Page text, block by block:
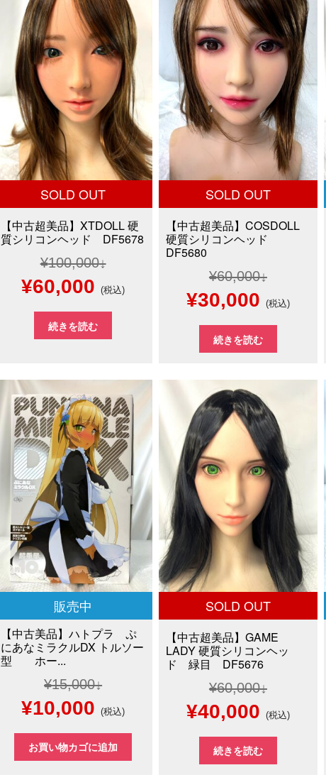
¥180,000
で
し
た。
は
¥81,800
で
す。
¥160,000
で
し
た。
は
¥69,800
で
す。
SOLD OUT
【中古超美品】XTDOLL 硬
質シリコンヘッド DF5678
¥100,000
元
の
価
は
¥100,000
で
し
た。
¥60,000 現
在
の
格
は
¥60,000
で
す。
(税込)
続きを読む
SOLD OUT
【中古超美品】COSDOLL
硬質シリコンヘッド
DF5680
¥60,000
元
の
価
格
は
¥60,000
で
し
た。
¥30,000現
在
の
価
格
は
¥30,000
で
す。
(税込)
続きを読む
販売中
【中古美品】ハトプラ ぷ
にあなミラクルDX トルソー
型 ホー...
¥15,000
元
の
価
¥10,000 現
在
の
(税込)
お買い物カゴに追加
SOLD OUT
【中古超美品】GAME
LADY 硬質シリコンヘッ
ド 緑目 DF5676
¥60,000
元
の
価
¥40,000現
在
の
(税込)
続きを読む